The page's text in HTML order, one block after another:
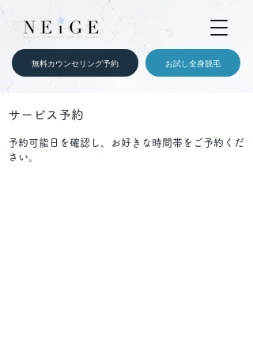
無料カウンセリング予約 お試し全身脱毛
サービス予約
予約可能日を確認し、お好きな時間帯をご予約くだ
さい。